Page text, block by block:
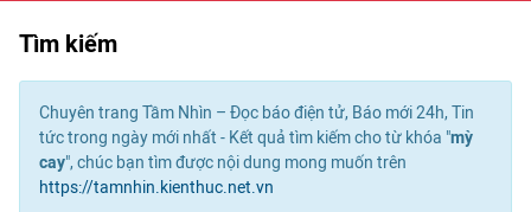
Tìm kiếm
Chuyên trang Tầm Nhìn – Đọc báo điện tử, Báo mới 24h, Tin
tức trong ngày mới nhất - Kết quả tìm kiếm cho từ khóa "mỳ
cay", chúc bạn tìm được nội dung mong muốn trên
https://tamnhin.kienthuc.net.vn